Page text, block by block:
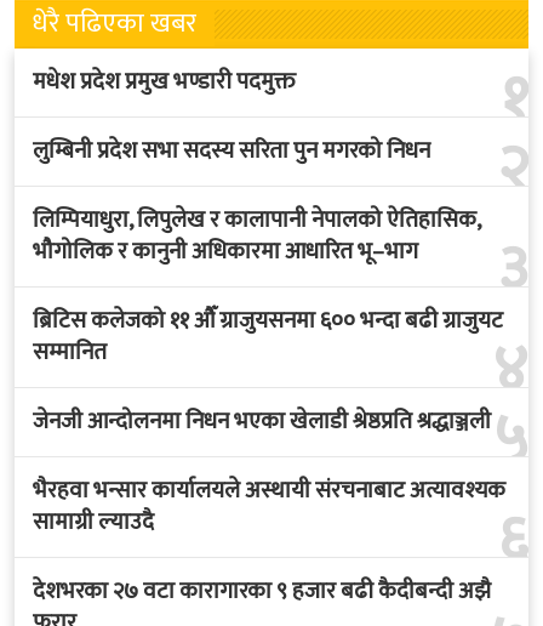
धेरै पढिएका खबर
१
मधेश प्रदेश प्रमुख भण्डारी पदमुक्त
२
लुम्बिनी प्रदेश सभा सदस्य सरिता पुन मगरको निधन
३
लिम्पियाधुरा, लिपुलेख र कालापानी नेपालको ऐतिहासिक,
भौगोलिक र कानुनी अधिकारमा आधारित भू–भाग
४
ब्रिटिस कलेजको ११ औँ ग्राजुयसनमा ६०० भन्दा बढी ग्राजुयट
सम्मानित
५
जेनजी आन्दोलनमा निधन भएका खेलाडी श्रेष्ठप्रति श्रद्धाञ्जली
६
भैरहवा भन्सार कार्यालयले अस्थायी संरचनाबाट अत्यावश्यक
सामाग्री ल्याउदै
देशभरका २७ वटा कारागारका ९ हजार बढी कैदीबन्दी अझै